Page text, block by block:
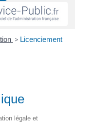
> Licenciement
légale et